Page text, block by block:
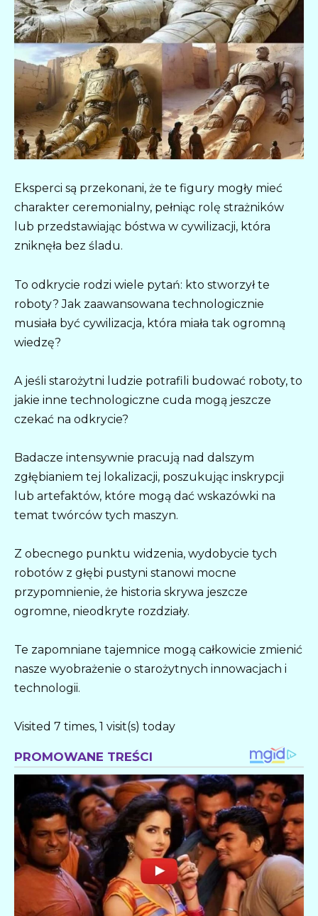
Eksperci są przekonani, że te figury mogły mieć
charakter ceremonialny, pełniąc rolę strażników
lub przedstawiając bóstwa w cywilizacji, która
zniknęła bez śladu.
To odkrycie rodzi wiele pytań: kto stworzył te
roboty? Jak zaawansowana technologicznie
musiała być cywilizacja, która miała tak ogromną
wiedzę?
A jeśli starożytni ludzie potrafili budować roboty, to
jakie inne technologiczne cuda mogą jeszcze
czekać na odkrycie?
Badacze intensywnie pracują nad dalszym
zgłębianiem tej lokalizacji, poszukując inskrypcji
lub artefaktów, które mogą dać wskazówki na
temat twórców tych maszyn.
Z obecnego punktu widzenia, wydobycie tych
robotów z głębi pustyni stanowi mocne
przypomnienie, że historia skrywa jeszcze
ogromne, nieodkryte rozdziały.
Te zapomniane tajemnice mogą całkowicie zmienić
nasze wyobrażenie o starożytnych innowacjach i
technologii.
Visited 7 times, 1 visit(s) today